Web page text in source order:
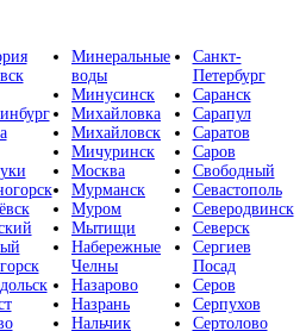
Минеральные
воды
Минусинск
Михайловка
Михайловск
Мичуринск
Москва
Мурманск
Муром
Мытищи
Набережные
Челны
Назарово
Назрань
Нальчик
Санкт-
Петербург
Саранск
Сарапул
Саратов
Саров
Свободный
Севастополь
Северодвинск
Северск
Сергиев
Посад
Серов
Серпухов
Сертолово